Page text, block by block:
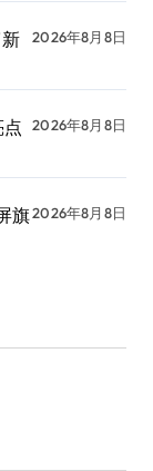
2026年8月8日
2026年8月8日
旗2026年8月8日